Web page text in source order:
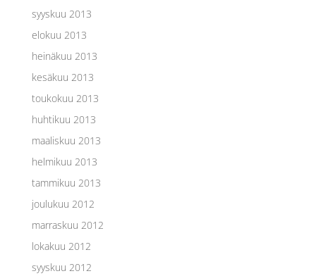
syyskuu 2013
elokuu 2013
heinäkuu 2013
kesäkuu 2013
toukokuu 2013
huhtikuu 2013
maaliskuu 2013
helmikuu 2013
tammikuu 2013
joulukuu 2012
marraskuu 2012
lokakuu 2012
syyskuu 2012